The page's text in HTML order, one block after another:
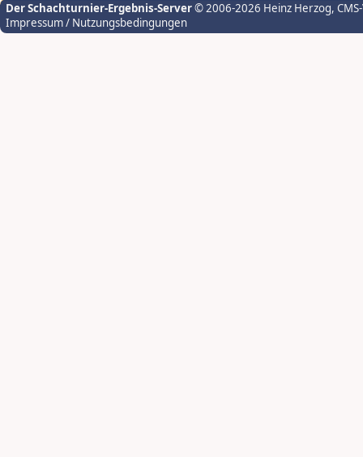
Der Schachturnier-Ergebnis-Server© 2006-2026 Heinz Herzog,
Impressum / Nutzungsbedingungen